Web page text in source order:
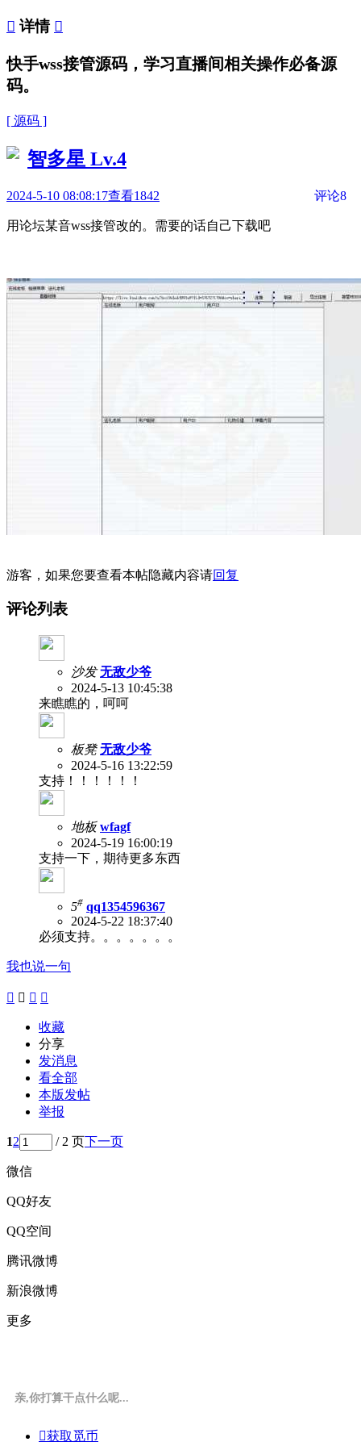
 详情 
快手wss接管源码，学习直播间相关操作必备源
码。
[ 源码 ]
智多星 Lv.4
2024-5-10 08:08:17查看1842 评论8
用论坛某音wss接管改的。需要的话自己下载吧
游客，如果您要查看本帖隐藏内容请回复
评论列表
沙发 无敌少爷
2024-5-13 10:45:38
来瞧瞧的，呵呵
板凳 无敌少爷
2024-5-16 13:22:59
支持！！！！！！
地板 wfagf
2024-5-19 16:00:19
支持一下，期待更多东西
5# qq1354596367
2024-5-22 18:37:40
必须支持。。。。。。。
我也说一句
   
收藏
分享
发消息
看全部
本版发帖
举报
12 / 2 页下一页
微信
QQ好友
QQ空间
腾讯微博
新浪微博
更多
亲,你打算干点什么呢...
获取觅币